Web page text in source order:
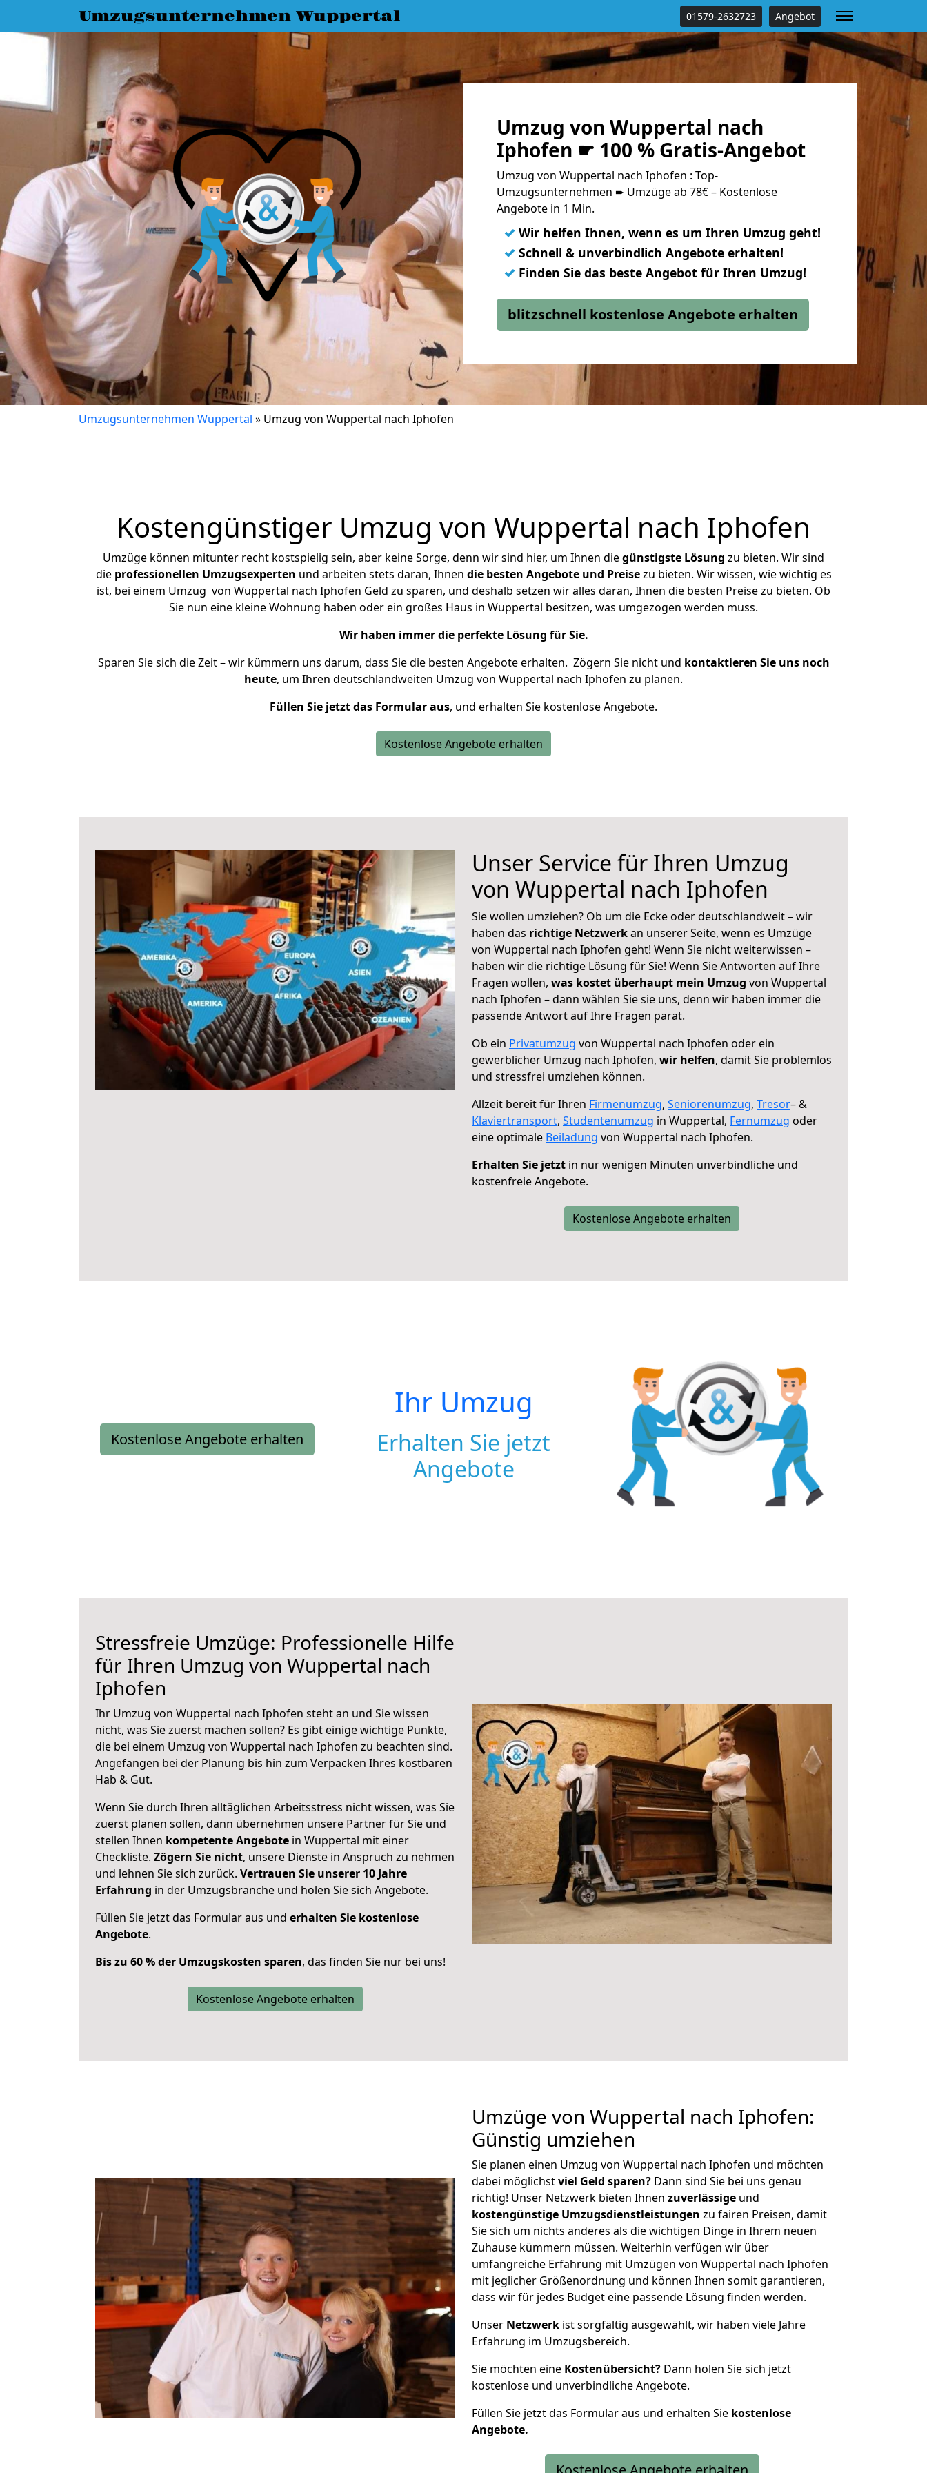
Umzugsunternehmen Wuppertal 01579-2632723 Angebot
Umzug von Wuppertal nach
Iphofen ☛ 100 % Gratis-Angebot
Umzug von Wuppertal nach Iphofen : Top-
Umzugsunternehmen ➨ Umzüge ab 78€ – Kostenlose
Angebote in 1 Min.
✓ Wir helfen Ihnen, wenn es um Ihren Umzug geht!
✓ Schnell & unverbindlich Angebote erhalten!
✓ Finden Sie das beste Angebot für Ihren Umzug!
blitzschnell kostenlose Angebote erhalten
Umzugsunternehmen Wuppertal » Umzug von Wuppertal nach Iphofen
Kostengünstiger Umzug von Wuppertal nach Iphofen
Umzüge können mitunter recht kostspielig sein, aber keine Sorge, denn wir sind hier, um Ihnen diegünstigste Lösung zu bieten. Wir sind
die professionellen Umzugsexperten und arbeiten stets daran, Ihnen die besten Angebote und Preisezu bieten. Wir wissen, wie wichtig es
ist, bei einem Umzug von Wuppertal nach Iphofen Geld zu sparen, und deshalb setzen wir alles daran, Ihnen die besten Preise zu bieten. Ob
Sie nun eine kleine Wohnung haben oder ein großes Haus in Wuppertal besitzen, was umgezogen werden muss.
Wir haben immer die perfekte Lösung für Sie.
Sparen Sie sich die Zeit – wir kümmern uns darum, dass Sie die besten Angebote erhalten. Zögern Sie nicht und kontaktieren Sie uns noch
heute, um Ihren deutschlandweiten Umzug von Wuppertal nach Iphofen zu planen.
Füllen Sie jetzt das Formular aus, und erhalten Sie kostenlose Angebote.
Kostenlose Angebote erhalten
Unser Service für Ihren Umzug
von Wuppertal nach Iphofen
Sie wollen umziehen? Ob um die Ecke oder deutschlandweit – wir
haben das richtige Netzwerkan unserer Seite, wenn es Umzüge
von Wuppertal nach Iphofen geht! Wenn Sie nicht weiterwissen –
haben wir die richtige Lösung für Sie! Wenn Sie Antworten auf Ihre
Fragen wollen, was kostet überhaupt mein Umzug von Wuppertal
nach Iphofen – dann wählen Sie sie uns, denn wir haben immer die
passende Antwort auf Ihre Fragen parat.
Ob ein Privatumzug von Wuppertal nach Iphofen oder ein
gewerblicher Umzug nach Iphofen, wir helfen, damit Sie problemlos
und stressfrei umziehen können.
Allzeit bereit für Ihren Firmenumzug, Seniorenumzug, Tresor– &
Klaviertransport, Studentenumzug in Wuppertal, Fernumzug oder
eine optimale Beiladung von Wuppertal nach Iphofen.
Erhalten Sie jetzt in nur wenigen Minuten unverbindliche und
kostenfreie Angebote.
Kostenlose Angebote erhalten
Kostenlose Angebote erhalten
Ihr Umzug
Erhalten Sie jetzt
Angebote
Stressfreie Umzüge: Professionelle Hilfe
für Ihren Umzug von Wuppertal nach
Iphofen
Ihr Umzug von Wuppertal nach Iphofen steht an und Sie wissen
nicht, was Sie zuerst machen sollen? Es gibt einige wichtige Punkte,
die bei einem Umzug von Wuppertal nach Iphofen zu beachten sind.
Angefangen bei der Planung bis hin zum Verpacken Ihres kostbaren
Hab & Gut.
Wenn Sie durch Ihren alltäglichen Arbeitsstress nicht wissen, was Sie
zuerst planen sollen, dann übernehmen unsere Partner für Sie und
stellen Ihnen kompetente Angebote in Wuppertal mit einer
Checkliste. Zögern Sie nicht, unsere Dienste in Anspruch zu nehmen
und lehnen Sie sich zurück. Vertrauen Sie unserer 10 Jahre
Erfahrung in der Umzugsbranche und holen Sie sich Angebote.
Füllen Sie jetzt das Formular aus und erhalten Sie kostenlose
Angebote.
Bis zu 60 % der Umzugskosten sparen, das finden Sie nur bei uns!
Kostenlose Angebote erhalten
Umzüge von Wuppertal nach Iphofen:
Günstig umziehen
Sie planen einen Umzug von Wuppertal nach Iphofen und möchten
dabei möglichstviel Geld sparen? Dann sind Sie bei uns genau
richtig! Unser Netzwerk bieten Ihnen zuverlässige und
kostengünstige Umzugsdienstleistungen zu fairen Preisen, damit
Sie sich um nichts anderes als die wichtigen Dinge in Ihrem neuen
Zuhause kümmern müssen. Weiterhin verfügen wir über
umfangreiche Erfahrung mit Umzügen von Wuppertal nach Iphofen
mit jeglicher Größenordnung und können Ihnen somit garantieren,
dass wir für jedes Budget eine passende Lösung finden werden.
Unser Netzwerk ist sorgfältig ausgewählt, wir haben viele Jahre
Erfahrung im Umzugsbereich.
Sie möchten eine Kostenübersicht? Dann holen Sie sich jetzt
kostenlose und unverbindliche Angebote.
Füllen Sie jetzt das Formular aus und erhalten Sie kostenlose
Angebote.